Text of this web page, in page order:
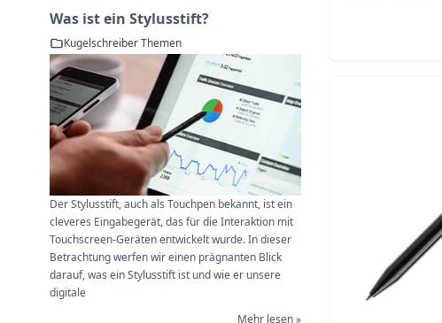
Was ist ein Stylusstift?
Kugelschreiber Themen
Der Stylusstift, auch als Touchpen bekannt, ist ein
cleveres Eingabegerät, das für die Interaktion mit
Touchscreen-Geräten entwickelt wurde. In dieser
Betrachtung werfen wir einen prägnanten Blick
darauf, was ein Stylusstift ist und wie er unsere
digitale
Mehr lesen »